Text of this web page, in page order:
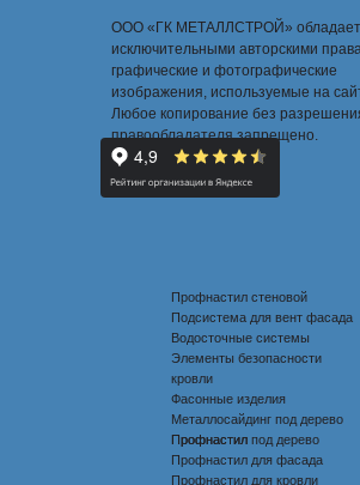
ООО «ГК МЕТАЛЛСТРОЙ» обладает
исключительными авторскими
графические и фотографические
изображения, используемые на
Любое копирование без
правообладателя запрещено.
Профнастил стеновой
Подсистема для вент фасада
Водосточные системы
Элементы безопасности
кровли
Фасонные изделия
Металлосайдинг под дерево
Профнастил под дерево
Профнастил
Профнастил для фасада
Профнастил для кровли